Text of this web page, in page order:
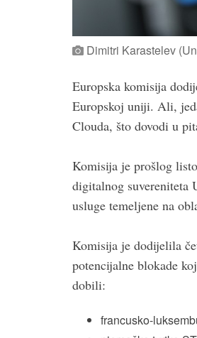
Dimitri Karastelev
Europska komisija
Europskoj uniji. Ali,
Clouda, što dovodi u
Komisija je prošlog
digitalnog suvereniteta
usluge temeljene na
Komisija je dodijelila
potencijalne blokade
dobili:
francusko-